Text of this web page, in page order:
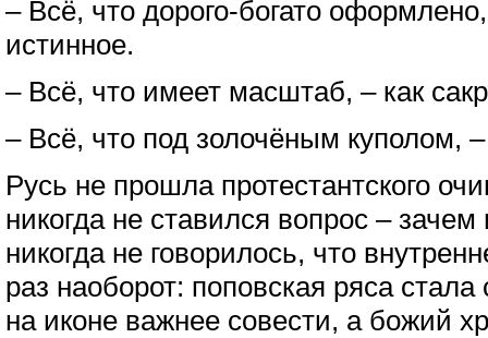
– Всё, что дорого-богато
истинное.
– Всё, что имеет масштаб, – как
– Всё, что под золочёным куполом,
Русь не прошла протестантского
никогда не ставился вопрос –
никогда не говорилось, что
раз наоборот: поповская ряса
на иконе важнее совести, а божий